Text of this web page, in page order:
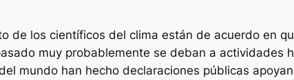
de los científicos del clima están de acuerdo en
muy probablemente se deban a actividades
mundo han hecho declaraciones públicas